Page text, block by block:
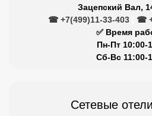
Зацепский Вал,
☎ +7(499)11-33-403
☎
✅ Время
Пн-Пт 10:00-
Сб-Вс 11:00-
Сетевые